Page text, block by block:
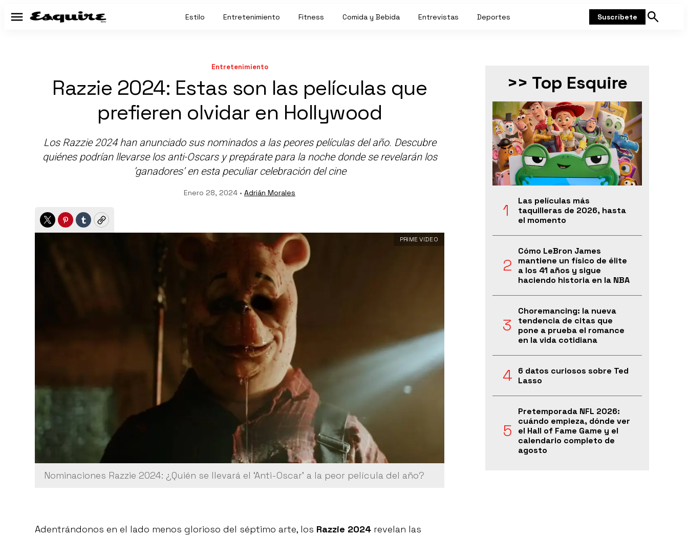
Menú Estilo Entretenimiento Fitness Comida y Bebida Entrevistas Deportes Suscríbete
Mostrar
Entretenimiento
Razzie 2024: Estas son las películas que
prefieren olvidar en Hollywood
Los Razzie 2024 han anunciado sus nominados a las peores películas del año. Descubre
quiénes podrían llevarse los anti-Oscars y prepárate para la noche donde se revelarán los
‘ganadores’ en esta peculiar celebración del cine
Enero 28, 2024 • Adrián Morales
TwitterPinterest
TumblrCopy
Nominaciones Razzie 2024: ¿Quién se llevará el ‘Anti-Oscar’ a la peor película del año?
PRIME VIDEO
Adentrándonos en el lado menos glorioso del séptimo arte, los Razzie 2024 revelan las
>> Top Esquire
Las películas más
taquilleras de 2026, hasta
el momento
Cómo LeBron James
mantiene un físico de élite
a los 41 años y sigue
haciendo historia en la NBA
Choremancing: la nueva
tendencia de citas que
pone a prueba el romance
en la vida cotidiana
6 datos curiosos sobre Ted
Lasso
Pretemporada NFL 2026:
cuándo empieza, dónde ver
el Hall of Fame Game y el
calendario completo de
agosto